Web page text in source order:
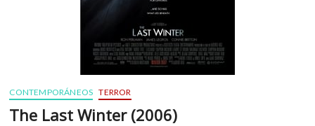
CONTEMPORÁNEOS TERROR
The Last Winter (2006)